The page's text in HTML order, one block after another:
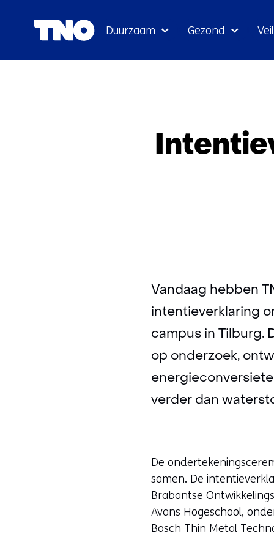
Duurzaam Gezond
Vandaag hebben
intentieverklaring
campus in Tilburg.
op onderzoek,
verder dan
De
samen. De
Brabantse
Avans Hogeschool,
Bosch Thin Metal